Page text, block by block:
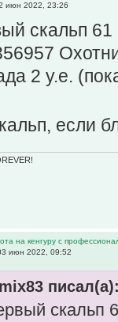
июн 2022, 23:26
скальп
2 у.е.
если
на кенгуру с
июн 2022, 09:52
mix83
скальп